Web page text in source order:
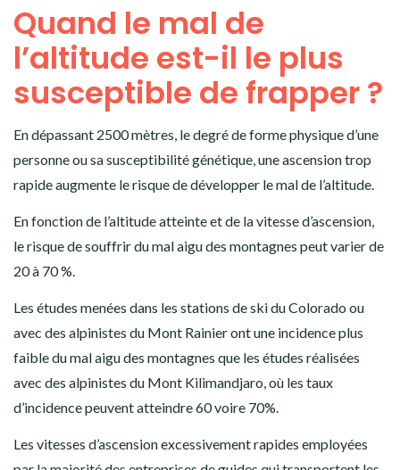
Quand le mal de
l’altitude est-il le plus
susceptible de frapper ?
En dépassant 2500 mètres, le degré de forme physique d’une
personne ou sa susceptibilité génétique, une ascension trop
rapide augmente le risque de développer le mal de l’altitude.
En fonction de l’altitude atteinte et de la vitesse d’ascension,
le risque de souffrir du mal aigu des montagnes peut varier de
20 à 70 %.
Les études menées dans les stations de ski du Colorado ou
avec des alpinistes du Mont Rainier ont une incidence plus
faible du mal aigu des montagnes que les études réalisées
avec des alpinistes du Mont Kilimandjaro, où les taux
d’incidence peuvent atteindre 60 voire 70%.
Les vitesses d’ascension excessivement rapides employées